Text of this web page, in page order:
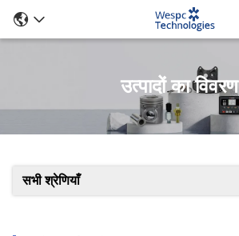
उत्पादों का विवरण
सभी श्रेणियाँ